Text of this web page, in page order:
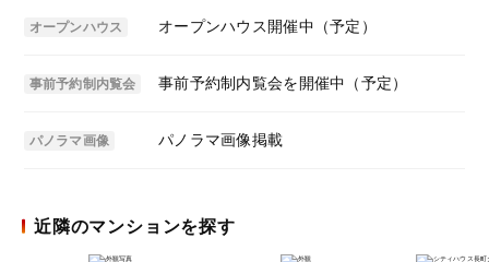
オープンハウス オープンハウス開催中（予定）
事前予約制内覧会 事前予約制内覧会を開催中（予定）
パノラマ画像 パノラマ画像掲載
近隣のマンションを探す